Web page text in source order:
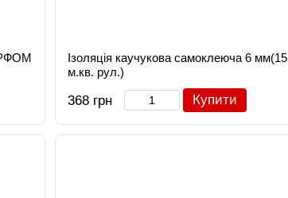
Ізоляція каучукова самоклеюча 6 мм(15
м.кв. рул.)
368 грн Купити